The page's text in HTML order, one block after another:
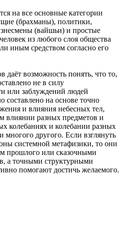
на все основные категории
(брахманы), политики,
(вайшьи) и простые
из любого слоя общества
иным средством согласно его
даёт возможность понять, что то,
не в силу
или заблуждений людей
составлено на основе точно
и влияния небесных тел,
влиянии разных предметов и
колебаниях и колебании разных
многого другого. Если взглянуть
системной метафизики, то они
прошлого или сказочными
а точными структурными
помогают достичь желаемого.